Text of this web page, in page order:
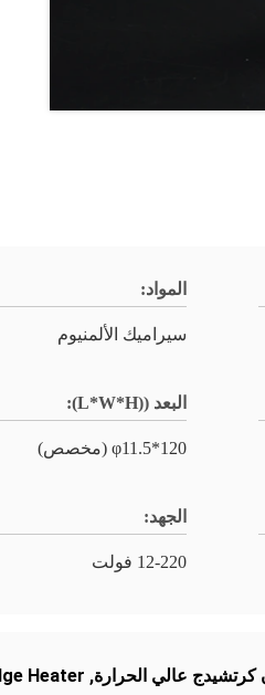
المواد:
سيراميك الألمنيوم
البعد ((L*W*H):
φ11.5*120 (مخصص)
الجهد:
12-220 فولت
,
Heater